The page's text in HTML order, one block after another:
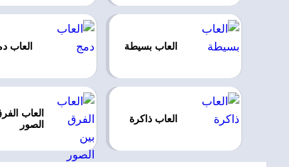
العاب بسيطة العاب
العاب ذاكرة
العاب
الصور